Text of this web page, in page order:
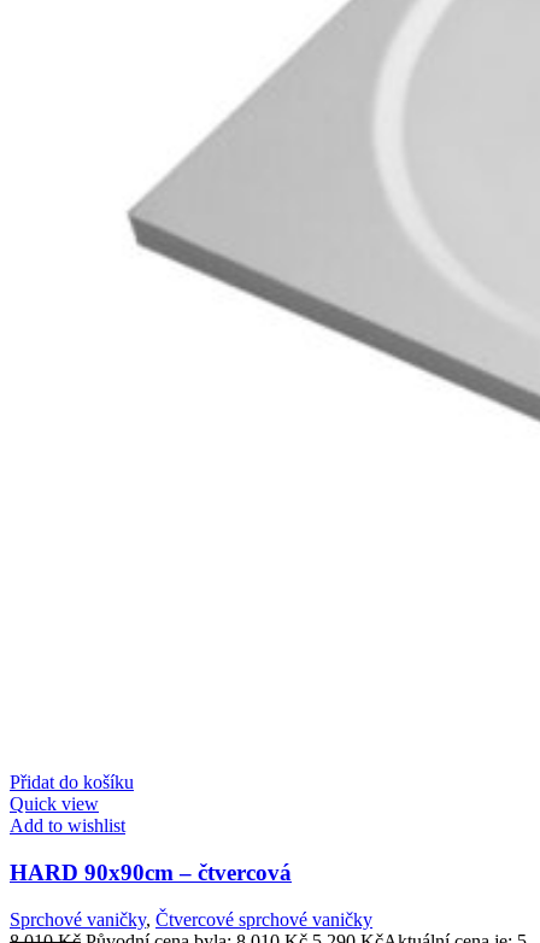
Přidat do košíku
Quick view
Add to wishlist
HARD 90x90cm – čtvercová
Sprchové vaničky, Čtvercové sprchové vaničky